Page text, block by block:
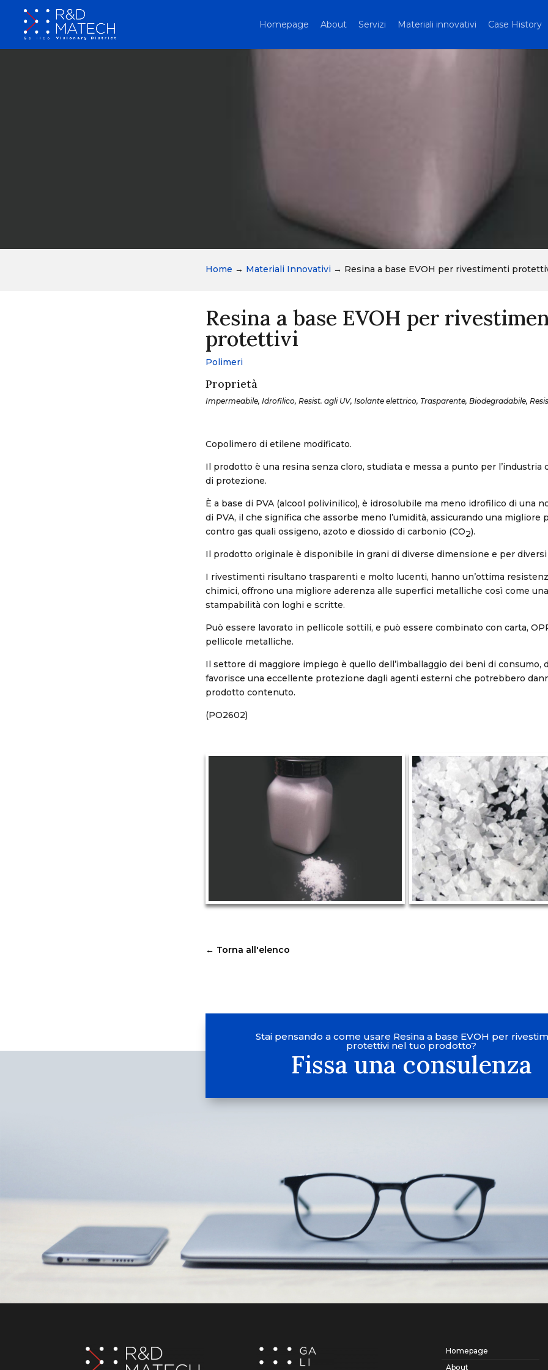
Homepage About Servizi Materiali innovativi Case History
Home → Materiali Innovativi → Resina a base EVOH per rivestimenti
Resina a base EVOH per
protettivi
Polimeri
Proprietà
Impermeabile, Idrofilico, Resist. agli UV, Isolante elettrico, Trasparente, Biodegradabile,
Copolimero di etilene modificato.
Il prodotto è una resina senza cloro, studiata e messa a punto per
di protezione.
È a base di PVA (alcool polivinilico), è idrosolubile ma meno idrofilico di una
di PVA, il che significa che assorbe meno l’umidità, assicurando una migliore
contro gas quali ossigeno, azoto e diossido di carbonio (CO2).
Il prodotto originale è disponibile in grani di diverse dimensione e per
I rivestimenti risultano trasparenti e molto lucenti, hanno un’ottima
chimici, offrono una migliore aderenza alle superfici metalliche così come
stampabilità con loghi e scritte.
Può essere lavorato in pellicole sottili, e può essere combinato con carta,
pellicole metalliche.
Il settore di maggiore impiego è quello dell’imballaggio dei beni di consumo,
favorisce una eccellente protezione dagli agenti esterni che potrebbero
prodotto contenuto.
(PO2602)
← Torna all'elenco
Stai pensando a come usare Resina a base EVOH per
protettivi nel tuo prodotto?
Fissa una consulenza
Homepage
About